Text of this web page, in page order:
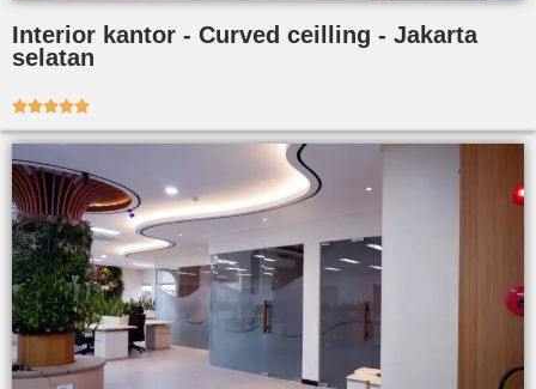
Interior kantor - Curved ceilling - Jakarta
selatan
